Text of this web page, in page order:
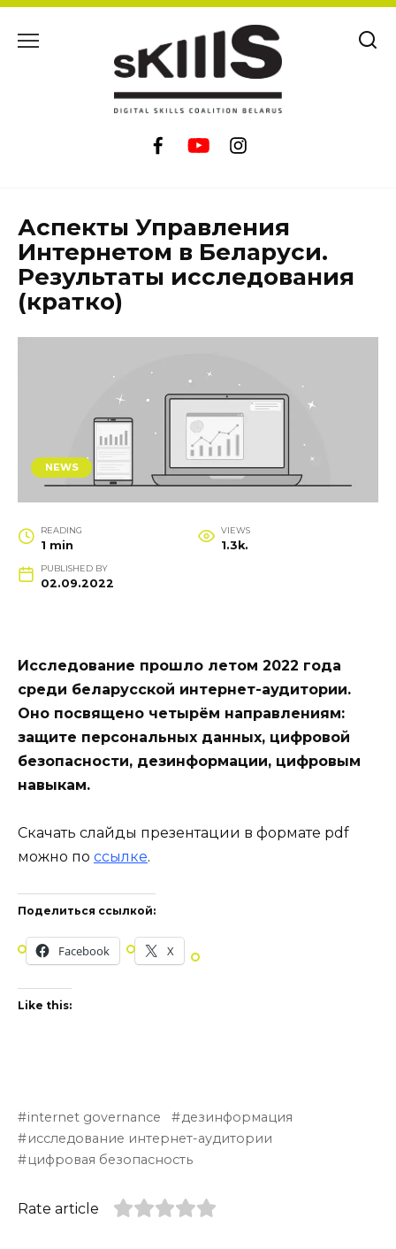
Аспекты Управления
Интернетом в Беларуси.
Результаты исследования
(кратко)
NEWS
READING
1 min
VIEWS
1.3k.
PUBLISHED BY
02.09.2022
Исследование прошло летом 2022 года
среди беларусской интернет-аудитории.
Оно посвящено четырём направлениям:
защите персональных данных, цифровой
безопасности, дезинформации, цифровым
навыкам.
Скачать слайды презентации в формате pdf
можно по ссылке.
Поделиться ссылкой:
Facebook X
Like this:
internet governance
дезинформация
исследование интернет-аудитории
цифровая безопасность
Rate article